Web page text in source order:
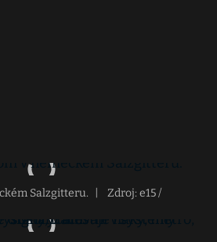
Salzgitteru.
Zdroj: e15 /